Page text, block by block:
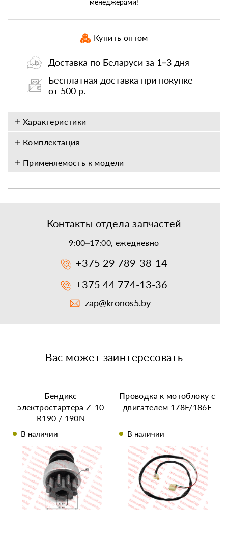
менеджерами!
Купить оптом
Доставка по Беларуси за 1–3 дня
Бесплатная доставка при покупке
от 500 р.
Характеристики
Комплектация
Применяемость к модели
Контакты отдела запчастей
9:00–17:00, ежедневно
+375 29 789-38-14
+375 44 774-13-36
zap@kronos5.by
Вас может заинтересовать
Бендикс
электростартера Z-10
R190 / 190N
В наличии
Проводка к мотоблоку с
двигателем 178F/186F
В наличии